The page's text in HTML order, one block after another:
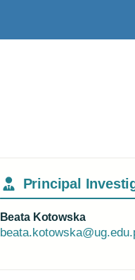
Principal
Beata Kotowska